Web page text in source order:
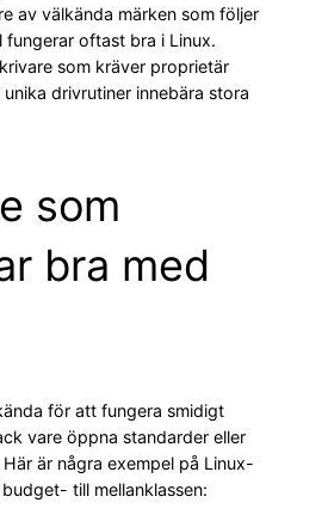
av välkända märken som följer
oftast bra i Linux.
som kräver proprietär
drivrutiner innebära stora
som
bra med
för att fungera smidigt
vare öppna standarder eller
är några exempel på Linux-
till mellanklassen: